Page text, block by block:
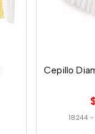
Cepillo
18244